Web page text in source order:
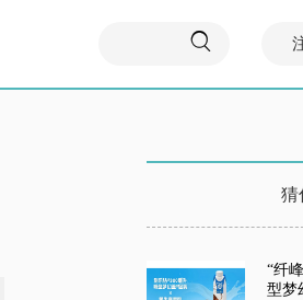

猜
“纤
型梦